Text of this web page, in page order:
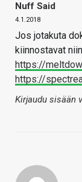
Nuff Said
4.1.2018
Jos jotakuta
kiinnostavat
https://
https://
Kirjaudu sisään